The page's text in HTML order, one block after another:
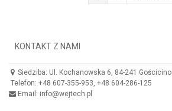
KONTAKT Z NAMI
Siedziba: Ul. Kochanowska 6, 84-241 Gościcino
Telefon: +48 607-355-953, +48 604-286-125
Email: info@wejtech.pl